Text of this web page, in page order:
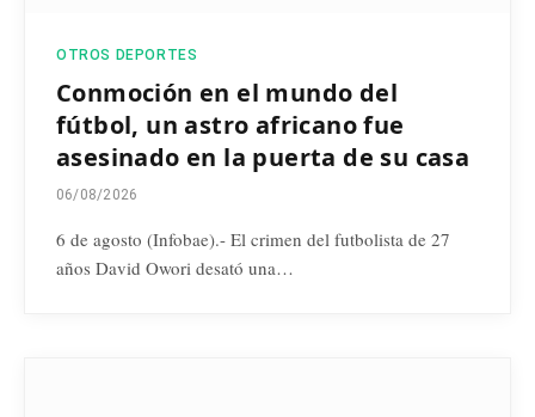
OTROS DEPORTES
Conmoción en el mundo del
fútbol, un astro africano fue
asesinado en la puerta de su casa
06/08/2026
6 de agosto (Infobae).- El crimen del futbolista de 27
años David Owori desató una…